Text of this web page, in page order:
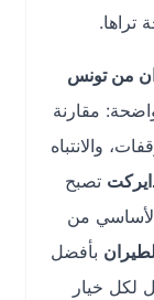
تصبح
من
بأفضل